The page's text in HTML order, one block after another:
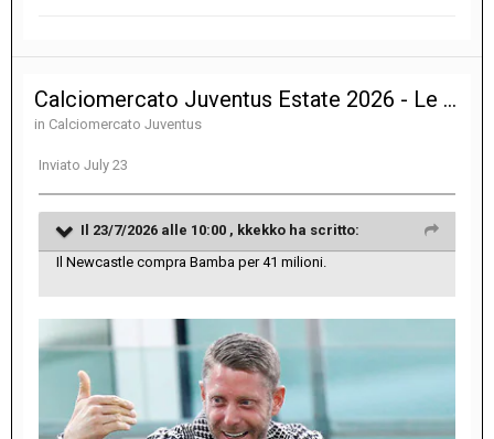
Calciomercato Juventus Estate 2026 - Le notizie sulle trattative
in Calciomercato Juventus
Inviato July 23
Il 23/7/2026 alle 10:00 , kkekko ha scritto:
Il Newcastle compra Bamba per 41 milioni.